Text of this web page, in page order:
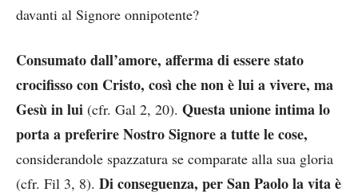
davanti al Signore onnipotente?
Consumato dall’amore, afferma di essere stato
crocifisso con Cristo, così che non è lui a vivere, ma
Gesù in lui (cfr. Gal 2, 20). Questa unione intima lo
porta a preferire Nostro Signore a tutte le cose,
considerandole spazzatura se comparate alla sua gloria
(cfr. Fil 3, 8). Di conseguenza, per San Paolo la vita è